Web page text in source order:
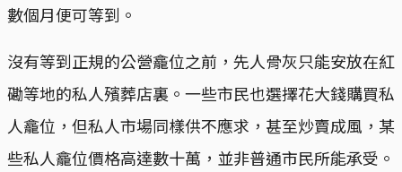
數個月便可等到。
沒有等到正規的公營龕位之前，先人骨灰只能安放在紅
磡等地的私人殯葬店裏。一些市民也選擇花大錢購買私
人龕位，但私人市場同樣供不應求，甚至炒賣成風，某
些私人龕位價格高達數十萬，並非普通市民所能承受。